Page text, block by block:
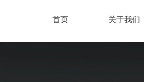
首页 关于我们